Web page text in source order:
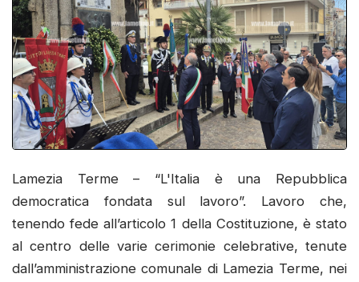
Lamezia Terme – “L'Italia è una Repubblica
democratica fondata sul lavoro”. Lavoro che,
tenendo fede all’articolo 1 della Costituzione, è stato
al centro delle varie cerimonie celebrative, tenute
dall’amministrazione comunale di Lamezia Terme, nei